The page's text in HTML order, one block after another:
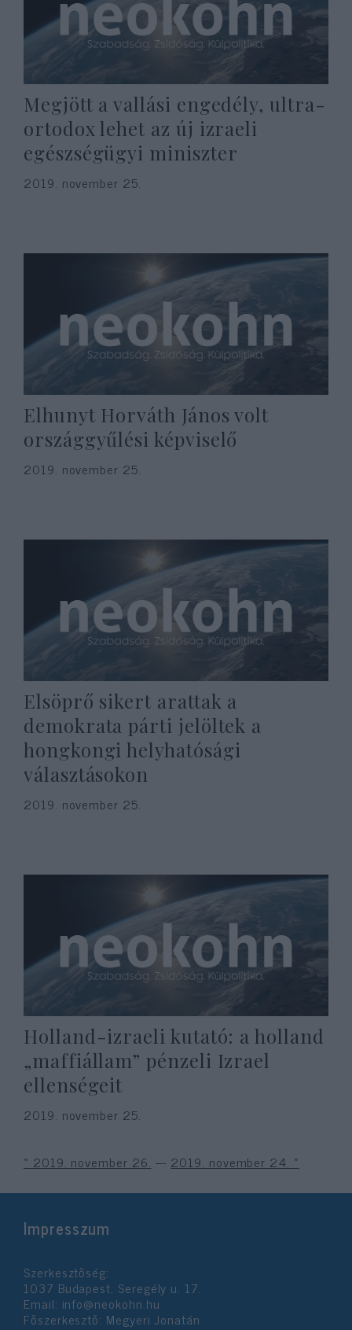
Megjött a vallási engedély, ultra-
ortodox lehet az új izraeli
egészségügyi miniszter
2019. november 25.
Elhunyt Horváth János volt
országgyűlési képviselő
2019. november 25.
Elsöprő sikert arattak a
demokrata párti jelöltek a
hongkongi helyhatósági
választásokon
2019. november 25.
Holland-izraeli kutató: a holland
„maffiállam” pénzeli Izrael
ellenségeit
2019. november 25.
« 2019. november 26. --- 2019. november 24. »
Impresszum
Szerkesztőség:
1037 Budapest, Seregély u. 17.
Email: info@neokohn.hu
Főszerkesztő: Megyeri Jonatán